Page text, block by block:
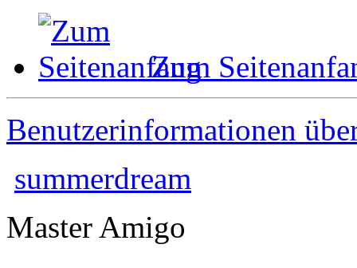
Zum
Benutzerinformationen
summerdream
Master Amigo